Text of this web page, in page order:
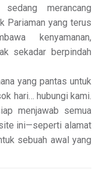
merancang
Pariaman yang terus
kenyamanan,
sekadar berpindah
yang pantas untuk
hari… hubungi kami.
menjawab semua
ini—seperti alamat
sebuah awal yang